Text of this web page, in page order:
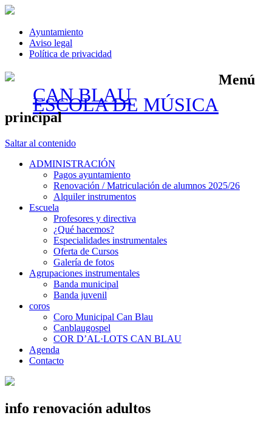
Ayuntamiento
Aviso legal
Política de privacidad
CAN BLAU
ESCOLA DE MÚSICA
Menú
principal
Saltar al contenido
ADMINISTRACIÓN
Pagos ayuntamiento
Renovación / Matriculación de alumnos 2025/26
Alquiler instrumentos
Escuela
Profesores y directiva
¿Qué hacemos?
Especialidades instrumentales
Oferta de Cursos
Galería de fotos
Agrupaciones instrumentales
Banda municipal
Banda juvenil
coros
Coro Municipal Can Blau
Canblaugospel
COR D’AL·LOTS CAN BLAU
Agenda
Contacto
info renovación adultos